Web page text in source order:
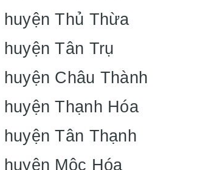
Thủ Thừa
Tân Trụ
Châu Thành
Thạnh Hóa
Tân Thạnh
Mộc Hóa